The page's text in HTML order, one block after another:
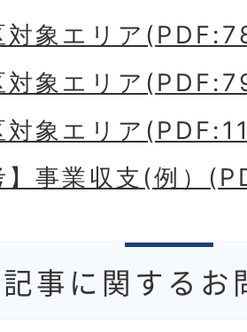
対象エリア
対象エリア
対象エリア
】事業収支(例）
事に関するお